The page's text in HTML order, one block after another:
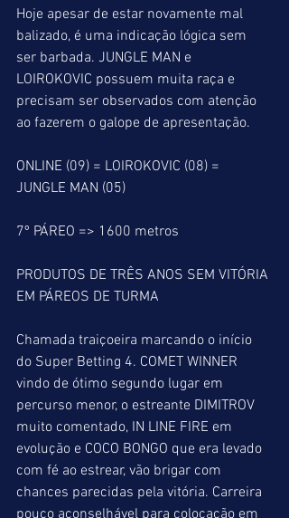
Hoje apesar de estar novamente mal
balizado, é uma indicação lógica sem
ser barbada. JUNGLE MAN e
LOIROKOVIC possuem muita raça e
precisam ser observados com atenção
ao fazerem o galope de apresentação.
ONLINE (09) = LOIROKOVIC (08) =
JUNGLE MAN (05)
7º PÁREO => 1600 metros
PRODUTOS DE TRÊS ANOS SEM VITÓRIA
EM PÁREOS DE TURMA
Chamada traiçoeira marcando o início
do Super Betting 4. COMET WINNER
vindo de ótimo segundo lugar em
percurso menor, o estreante DIMITROV
muito comentado, IN LINE FIRE em
evolução e COCO BONGO que era levado
com fé ao estrear, vão brigar com
chances parecidas pela vitória. Carreira
pouco aconselhável para colocação em